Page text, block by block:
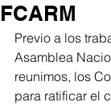
FCARM
Previo a los
Asamblea
reunimos, los
para ratificar el